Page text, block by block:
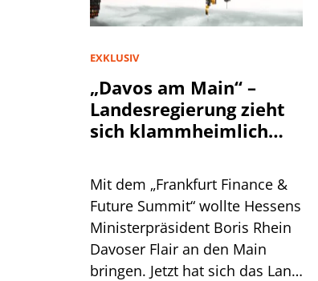
EXKLUSIV
„Davos am Main“ –
Landesregierung zieht
sich klammheimlich
Mit dem „Frankfurt Finance &
Future Summit“ wollte Hessens
Ministerpräsident Boris Rhein
Davoser Flair an den Main
bringen. Jetzt hat sich das Land